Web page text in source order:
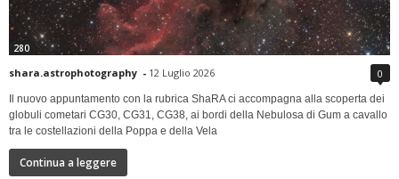
280
shara.astrophotography - 12 Luglio 2026 0
Il nuovo appuntamento con la rubrica ShaRA ci accompagna alla scoperta dei
globuli cometari CG30, CG31, CG38, ai bordi della Nebulosa di Gum a cavallo
tra le costellazioni della Poppa e della Vela
Continua a leggere